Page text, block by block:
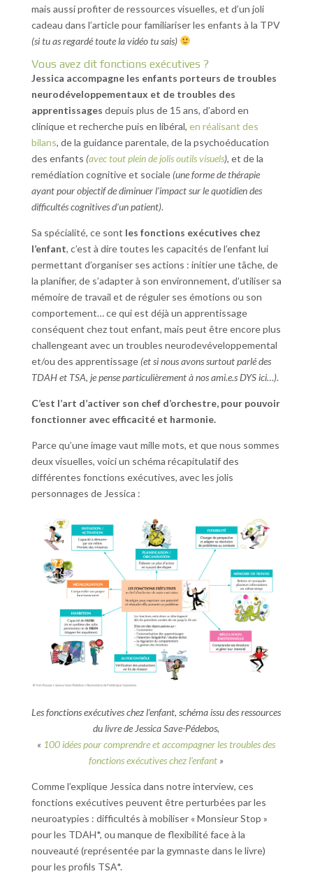
mais aussi profiter de ressources visuelles, et d’un joli
cadeau dans l’article pour familiariser les enfants à la TPV
(si tu as regardé toute la vidéo tu sais)
Vous avez dit fonctions exécutives ?
Jessica accompagne les enfants porteurs de troubles
neurodéveloppementaux et de troubles des
apprentissages depuis plus de 15 ans, d’abord en
clinique et recherche puis en libéral, en réalisant des
bilans, de la guidance parentale, de la psychoéducation
des enfants (avec tout plein de jolis outils visuels), et de la
remédiation cognitive et sociale(une forme de thérapie
ayant pour objectif de diminuer l’impact sur le quotidien des
difficultés cognitives d’un patient).
Sa spécialité, ce sont les fonctions exécutives chez
l’enfant, c’est à dire toutes les capacités de l’enfant lui
permettant d’organiser ses actions : initier une tâche, de
la planifier, de s’adapter à son environnement, d’utiliser sa
mémoire de travail et de réguler ses émotions ou son
comportement… ce qui est déjà un apprentissage
conséquent chez tout enfant, mais peut être encore plus
challengeant avec un troubles neurodevéveloppemental
et/ou des apprentissage (et si nous avons surtout parlé des
TDAH et TSA, je pense particulièrement à nos ami.e.s DYS ici…).
C’est l’art d’activer son chef d’orchestre, pour pouvoir
fonctionner avec efficacité et harmonie.
Parce qu’une image vaut mille mots, et que nous sommes
deux visuelles, voici un schéma récapitulatif des
différentes fonctions exécutives, avec les jolis
personnages de Jessica :
Les fonctions exécutives chez l’enfant, schéma issu des ressources
du livre de Jessica Save-Pédebos,
« 100 idées pour comprendre et accompagner les troubles des
fonctions exécutives chez l’enfant »
Comme l’explique Jessica dans notre interview, ces
fonctions exécutives peuvent être perturbées par les
neuroatypies : difficultés à mobiliser « Monsieur Stop »
pour les TDAH*, ou manque de flexibilité face à la
nouveauté (représentée par la gymnaste dans le livre)
pour les profils TSA*.